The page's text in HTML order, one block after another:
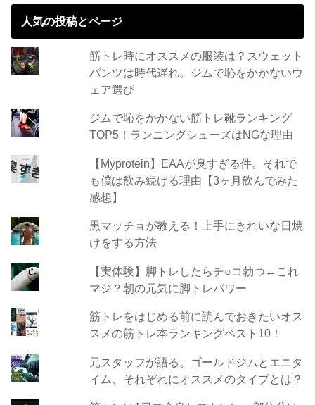
人気の投稿とページ
筋トレ時にオススメの服装は？スウェット
パンツは時代遅れ。ジムで恥をかかないウ
ェア選び
ジムで恥をかかない筋トレ靴ランキング
TOP5！ランニングシューズはNGな理由
【Myprotein】EAAが臭すぎる件。それで
も僕は飲み続ける理由【3ヶ月飲んでみた
感想】
黒マッチョが教える！上手にきれいな日焼
けをする方法
【実体験】脚トレしたらチ○コ勃つ←これ
マジ？朝の元気に脚トレパワー
筋トレをはじめる前に読んでおきたいオス
スメの筋トレ本ランキングベスト10！
元スタッフが語る。ゴールドジムとエニタ
イム、それぞれにオススメのタイプとは？